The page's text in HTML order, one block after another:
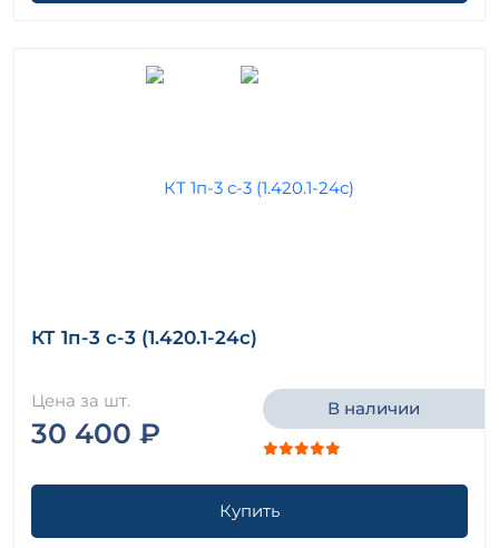
КТ 1п-3 с-3 (1.420.1-24с)
Цена за шт.
30 400 ₽
В наличии
Купить